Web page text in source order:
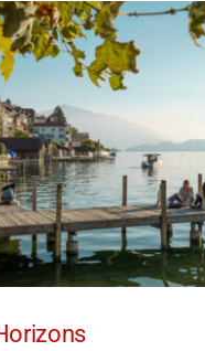
même
proximité
:
e-
domizil
du
nouvel
écosystème
de
locations
de
vacances